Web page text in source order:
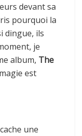
devant sa
pourquoi la
dingue, ils
je
album, The
est
une